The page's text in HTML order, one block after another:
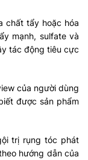
chất tẩy hoặc hóa
mạnh, sulfate và
tác động tiêu cực
của người dùng
được sản phẩm
trị rụng tóc phát
hướng dẫn của